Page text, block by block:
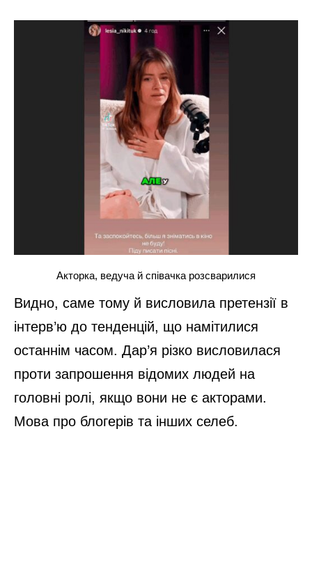
Акторка, ведуча й співачка розсварилися
Видно, саме тому й висловила претензії в
інтерв’ю до тенденцій, що намітилися
останнім часом. Дар’я різко висловилася
проти запрошення відомих людей на
головні ролі, якщо вони не є акторами.
Мова про блогерів та інших селеб.